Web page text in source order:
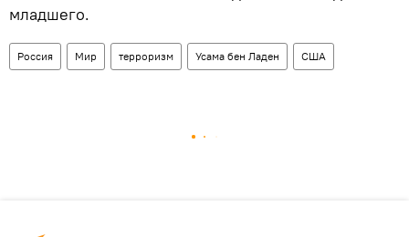
младшего.
Россия Мир терроризм Усама бен Ладен США